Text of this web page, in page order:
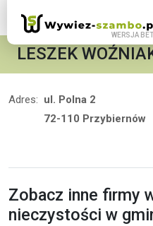
LESZEK
Adres: ul. Polna 2
72-110 Przybiernów
Zobacz inne firmy
nieczystości w